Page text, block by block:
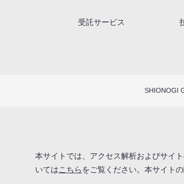
受託サービス
SHIONOGI
本サイトでは、アクセス解析およびサイ
いてはこちら をご覧ください。本サイト